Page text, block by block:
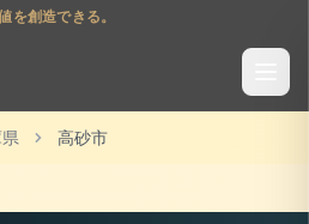
を創造できる。
高砂市